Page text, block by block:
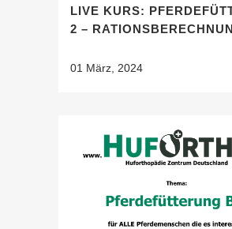
LIVE KURS:
2 –
01 März, 2024